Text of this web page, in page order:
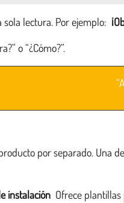
lectura. Por ejemplo:
o “¿Cómo?”.
por separado. Una
instalación Ofrece